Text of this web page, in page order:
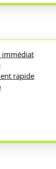
immédiat
rapide